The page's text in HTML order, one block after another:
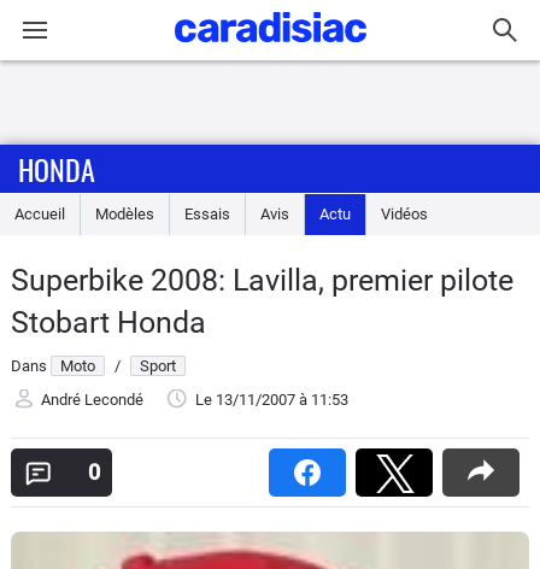
Accueil
Essais
Equipement
Forum
HONDA
Accueil Modèles Essais Avis Actu Vidéos
Superbike 2008: Lavilla, premier pilote
Stobart Honda
Dans Moto /
Sport
André Lecondé
Le 13/11/2007 à 11:53
0